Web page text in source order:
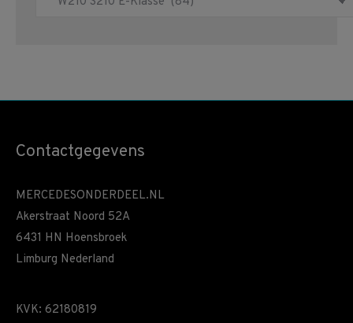
Contactgegevens
MERCEDESONDERDEEL.NL
Akerstraat Noord 52A
6431 HN Hoensbroek
Limburg Nederland
KVK: 62180819